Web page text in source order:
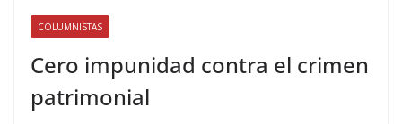
COLUMNISTAS
Cero impunidad contra el crimen
patrimonial